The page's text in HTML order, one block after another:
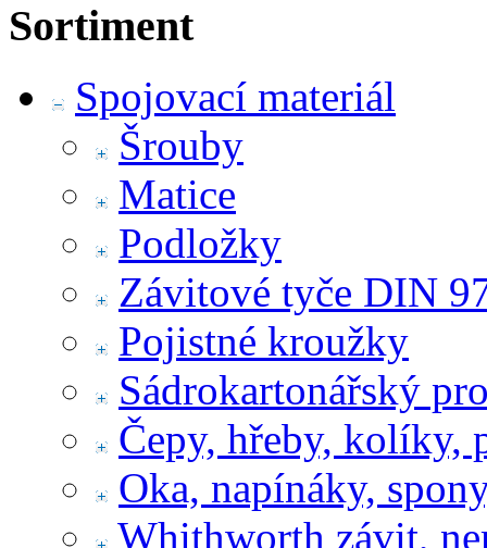
Sortiment
Spojovací materiál
Šrouby
Matice
Podložky
Závitové tyče DIN
Pojistné kroužky
Sádrokartonářský
Čepy, hřeby, kolíky,
Oka, napínáky,
Whithworth závit,